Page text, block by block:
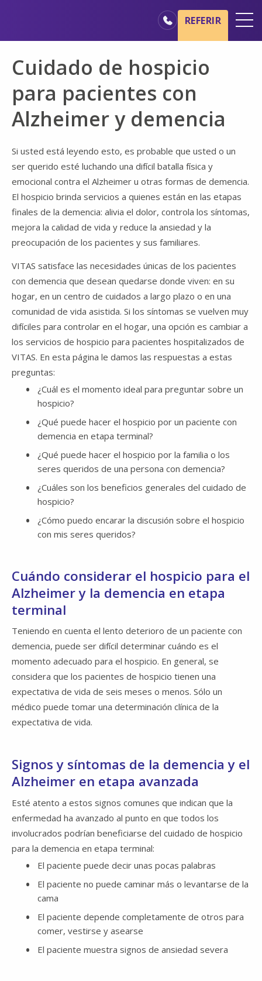
Básicos del cuidado de hospicio
Nuestros servicios
Profesionales médicos
REFERIR
Cuidado de hospicio
para pacientes con
Alzheimer y demencia
Si usted está leyendo esto, es probable que usted o un
ser querido esté luchando una difícil batalla física y
emocional contra el Alzheimer u otras formas de demencia.
El hospicio brinda servicios a quienes están en las etapas
finales de la demencia: alivia el dolor, controla los síntomas,
mejora la calidad de vida y reduce la ansiedad y la
preocupación de los pacientes y sus familiares.
VITAS satisface las necesidades únicas de los pacientes
con demencia que desean quedarse donde viven: en su
hogar, en un centro de cuidados a largo plazo o en una
comunidad de vida asistida. Si los síntomas se vuelven muy
difíciles para controlar en el hogar, una opción es cambiar a
los servicios de hospicio para pacientes hospitalizados de
VITAS. En esta página le damos las respuestas a estas
preguntas:
¿Cuál es el momento ideal para preguntar sobre un
hospicio?
¿Qué puede hacer el hospicio por un paciente con
demencia en etapa terminal?
¿Qué puede hacer el hospicio por la familia o los
seres queridos de una persona con demencia?
¿Cuáles son los beneficios generales del cuidado de
hospicio?
¿Cómo puedo encarar la discusión sobre el hospicio
con mis seres queridos?
Cuándo considerar el hospicio para el
Alzheimer y la demencia en etapa
terminal
Teniendo en cuenta el lento deterioro de un paciente con
demencia, puede ser difícil determinar cuándo es el
momento adecuado para el hospicio. En general, se
considera que los pacientes de hospicio tienen una
expectativa de vida de seis meses o menos. Sólo un
médico puede tomar una determinación clínica de la
expectativa de vida.
Signos y síntomas de la demencia y el
Alzheimer en etapa avanzada
Esté atento a estos signos comunes que indican que la
enfermedad ha avanzado al punto en que todos los
involucrados podrían beneficiarse del cuidado de hospicio
para la demencia en etapa terminal:
El paciente puede decir unas pocas palabras
El paciente no puede caminar más o levantarse de la
cama
El paciente depende completamente de otros para
comer, vestirse y asearse
El paciente muestra signos de ansiedad severa